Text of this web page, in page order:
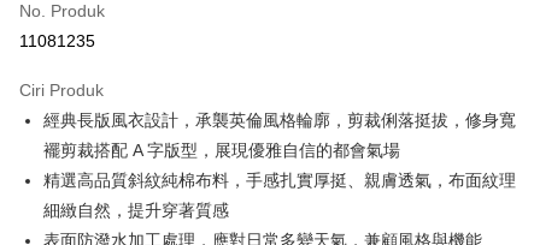
Ansuran Kad Kredit
Taiwan Cooperative Bank
Hua Nan Commercial
Bank
Chang Hwa Commercial
Bank
The Shanghai
Commercial & Savings
Bank
Bank Komersial Taipei
6 ansuran pada kadar faedah 0,
ansuran
21 Bank
Taiwan Cooperative Bank
Bank Komersial Pertama
Hua Nan Commercial Bank
Chang Hwa Commercial Bank
The Shanghai Commercial &
Savings Bank
LINE Pay
Apple Pay
No. Produk
11081235
Ciri Produk
經典長版風衣設計，承襲英倫風格輪廓，剪裁俐落挺拔，修身寬
襬剪裁搭配 A 字版型，展現優雅自信的都會氣場
精選高品質斜紋純棉布料，手感扎實厚挺、親膚透氣，布面紋理
細緻自然，提升穿著質感
表面防潑水加工處理，應對日常多變天氣，兼顧風格與機能